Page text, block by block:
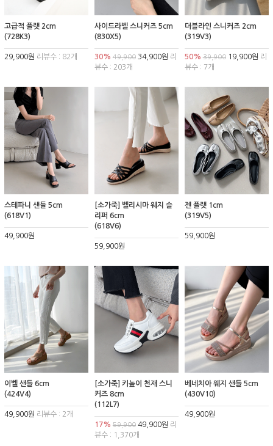
고급적 플랫 2cm
(728K3)
29,900원 리뷰수 : 82개
사이드라벨 스니커즈 5cm
(830X5)
30% 49,90034,900원 리
뷰수 : 203개
더블라인 스니커즈 2cm
(319V3)
50% 39,90019,900원 리
뷰수 : 7개
스테파니 샌들 5cm
(618V1)
49,900원
[소가죽] 벨리시마 웨지 슬
리퍼 6cm
(618V6)
59,900원
젠 플랫 1cm
(319V5)
59,900원
이벨 샌들 6cm
(424V4)
49,900원 리뷰수 : 2개
[소가죽] 키높이 천재 스니
커즈 8cm
(112L7)
17% 59,90049,900원 리
뷰수 : 1,370개
베네치아 웨지 샌들 5cm
(430V10)
49,900원